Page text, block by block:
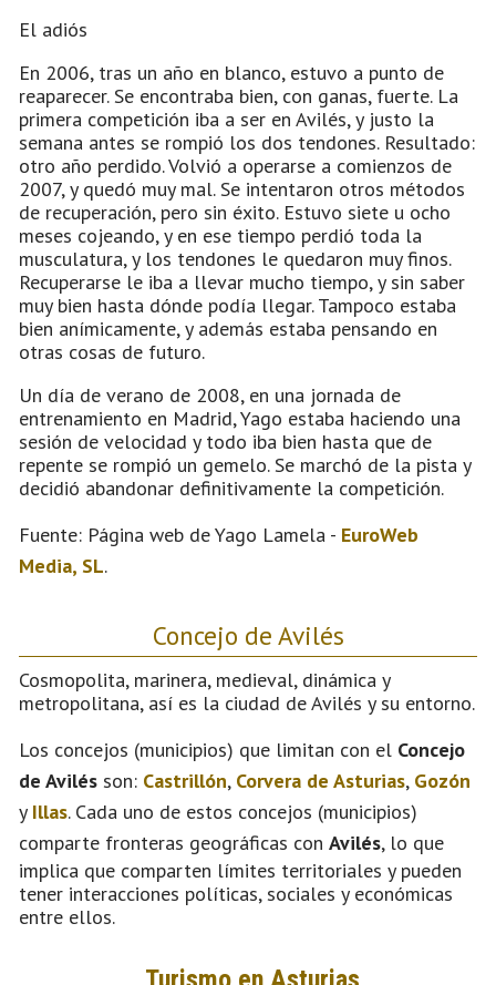
El adiós
En 2006, tras un año en blanco, estuvo a punto de
reaparecer. Se encontraba bien, con ganas, fuerte. La
primera competición iba a ser en Avilés, y justo la
semana antes se rompió los dos tendones. Resultado:
otro año perdido. Volvió a operarse a comienzos de
2007, y quedó muy mal. Se intentaron otros métodos
de recuperación, pero sin éxito. Estuvo siete u ocho
meses cojeando, y en ese tiempo perdió toda la
musculatura, y los tendones le quedaron muy finos.
Recuperarse le iba a llevar mucho tiempo, y sin saber
muy bien hasta dónde podía llegar. Tampoco estaba
bien anímicamente, y además estaba pensando en
otras cosas de futuro.
Un día de verano de 2008, en una jornada de
entrenamiento en Madrid, Yago estaba haciendo una
sesión de velocidad y todo iba bien hasta que de
repente se rompió un gemelo. Se marchó de la pista y
decidió abandonar definitivamente la competición.
Fuente: Página web de Yago Lamela - EuroWeb
Media, SL.
Concejo de Avilés
Cosmopolita, marinera, medieval, dinámica y
metropolitana, así es la ciudad de Avilés y su entorno.
Los concejos (municipios) que limitan con el Concejo
de Avilés son: Castrillón, Corvera de Asturias, Gozón
y Illas. Cada uno de estos concejos (municipios)
comparte fronteras geográficas con Avilés, lo que
implica que comparten límites territoriales y pueden
tener interacciones políticas, sociales y económicas
entre ellos.